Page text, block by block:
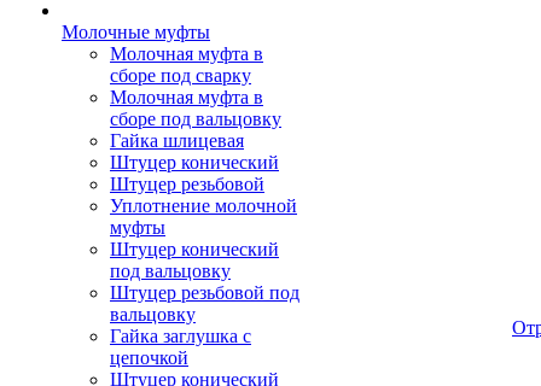
Молочные муфты
Молочная муфта в
сборе под сварку
Молочная муфта в
сборе под вальцовку
Гайка шлицевая
Штуцер конический
Штуцер резьбовой
Уплотнение молочной
муфты
Штуцер конический
под вальцовку
Штуцер резьбовой под
вальцовку
Гайка заглушка с
цепочкой
Штуцер конический